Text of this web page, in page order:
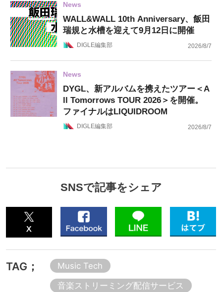
News
WALL&WALL 10th Anniversary、飯田
瑞規と水槽を迎えて9月12日に開催
DIGLE編集部 2026/8/7
News
DYGL、新アルバムを携えたツアー＜A
ll Tomorrows TOUR 2026＞を開催。
ファイナルはLIQUIDROOM
DIGLE編集部 2026/8/7
SNSで記事をシェア
TAG；
Music Tech
音楽ストリーミング配信サービス